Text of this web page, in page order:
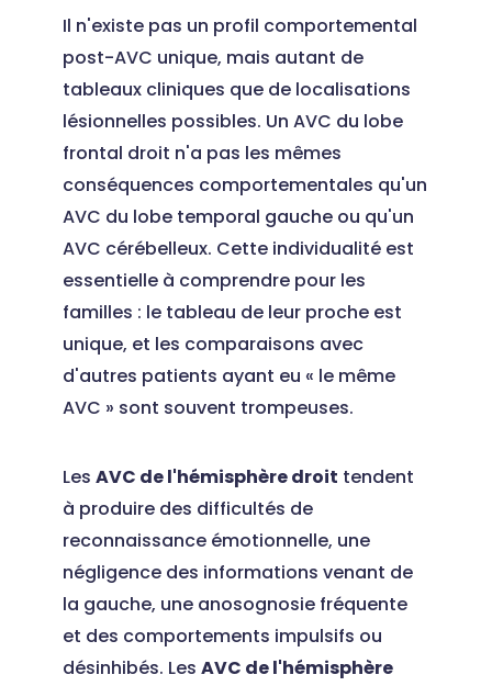
Il n'existe pas un profil comportemental
post-AVC unique, mais autant de
tableaux cliniques que de localisations
lésionnelles possibles. Un AVC du lobe
frontal droit n'a pas les mêmes
conséquences comportementales qu'un
AVC du lobe temporal gauche ou qu'un
AVC cérébelleux. Cette individualité est
essentielle à comprendre pour les
familles : le tableau de leur proche est
unique, et les comparaisons avec
d'autres patients ayant eu « le même
AVC » sont souvent trompeuses.
Les AVC de l'hémisphère droit tendent
à produire des difficultés de
reconnaissance émotionnelle, une
négligence des informations venant de
la gauche, une anosognosie fréquente
et des comportements impulsifs ou
désinhibés. Les AVC de l'hémisphère